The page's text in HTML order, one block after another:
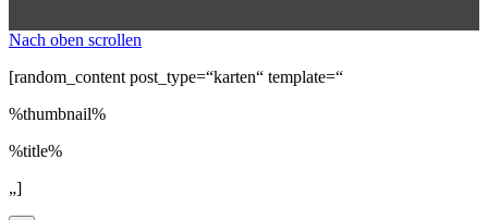
Nach oben scrollen
[random_content post_type=“karten“ template=“
%thumbnail%
%title%
„]